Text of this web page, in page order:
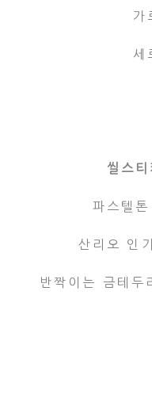
씰스
파스텔
산리오 인
반짝이는 금테